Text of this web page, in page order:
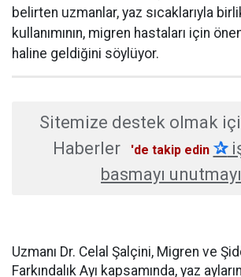
belirten uzmanlar, yaz sıcaklarıyla
kullanımının, migren hastaları için
haline geldiğini söylüyor.
Sitemize destek olmak
Haberler
'de takip edin ✰
basmayı
Uzmanı Dr. Celal Şalçini, Migren ve
Farkındalık Ayı kapsamında, yaz